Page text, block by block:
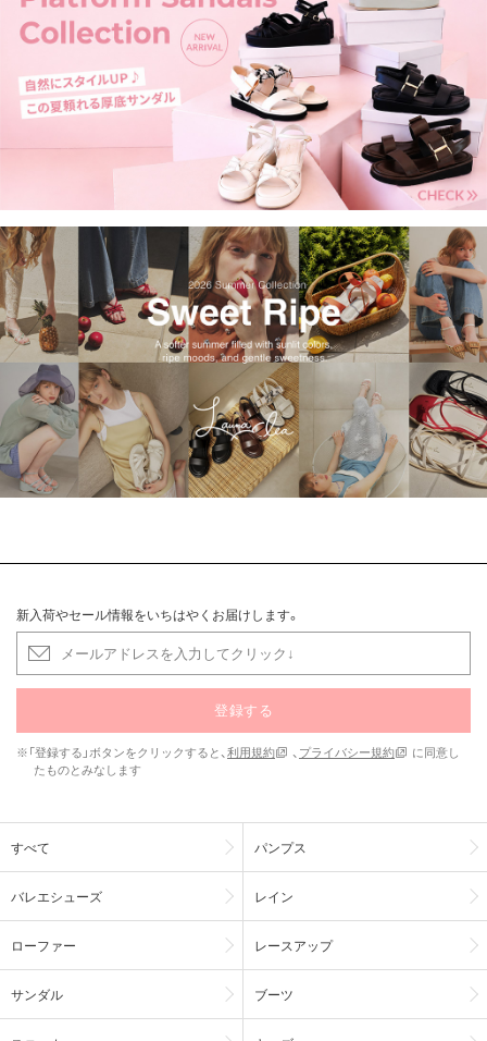
新入荷やセール情報をいちはやくお届けします。
登録する
※「登録する」ボタンをクリックすると、利用規約 、 プライバシー規約
に同意し
たものとみなします
すべて パンプス
バレエシューズ レイン
ローファー レースアップ
サンダル ブーツ